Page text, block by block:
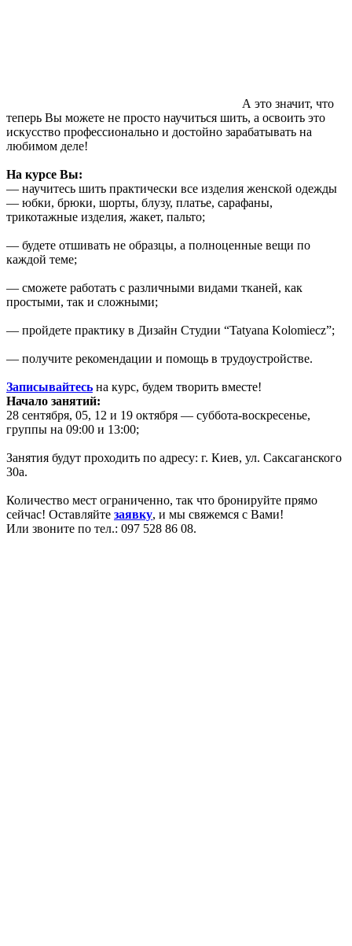
А это значит, что
теперь Вы можете не просто научиться шить, а освоить это
искусство профессионально и достойно зарабатывать на
любимом деле!
На курсе Вы:
— научитесь шить практически все изделия женской одежды
— юбки, брюки, шорты, блузу, платье, сарафаны,
трикотажные изделия, жакет, пальто;
— будете отшивать не образцы, а полноценные вещи по
каждой теме;
— сможете работать с различными видами тканей, как
простыми, так и сложными;
— пройдете практику в Дизайн Студии “Tatyana Kolomiecz”;
— получите рекомендации и помощь в трудоустройстве.
Записывайтесь на курс, будем творить вместе!
Начало занятий:
28 сентября, 05, 12 и 19 октября — суббота-воскресенье,
группы на 09:00 и 13:00;
Занятия будут проходить по адресу: г. Киев, ул. Саксаганского
30а.
Количество мест ограниченно, так что бронируйте прямо
сейчас! Оставляйте заявку, и мы свяжемся с Вами!
Или звоните по тел.: 097 528 86 08.